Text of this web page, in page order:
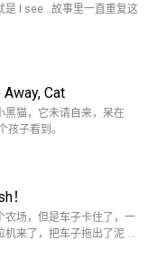
是 I see…故事里一直重复这
Cat
黑猫，它未请自来，呆在
孩子看到。
！
农场，但是车子卡住了，一
机来了，把车子拖出了泥 …